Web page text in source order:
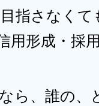
指さなくて
用形成・採
ら、誰の、